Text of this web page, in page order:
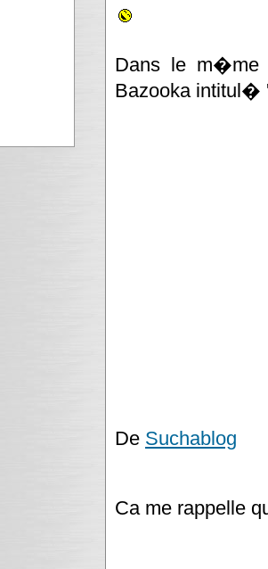
Dans le m�me
Bazooka intitul�
De Suchablog
Ca me rappelle